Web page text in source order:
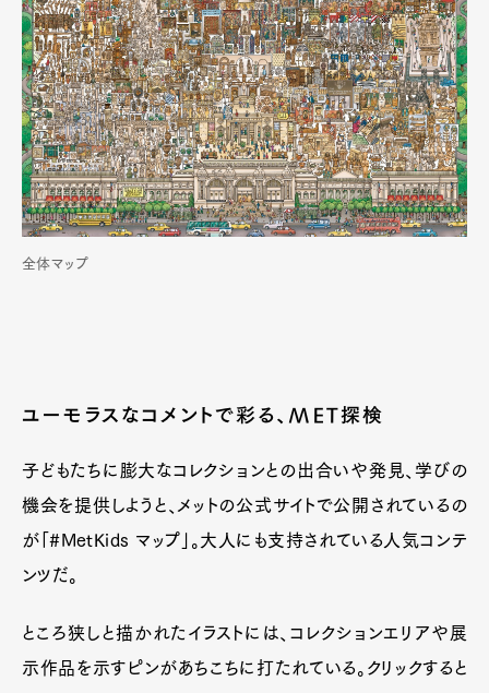
全体マップ
ユーモラスなコメントで彩る、MET探検
子どもたちに膨大なコレクションとの出合いや発見、学びの
機会を提供しようと、メットの公式サイトで公開されているの
が「#MetKids マップ」。大人にも支持されている人気コンテ
ンツだ。
ところ狭しと描かれたイラストには、コレクションエリアや展
示作品を示すピンがあちこちに打たれている。クリックすると